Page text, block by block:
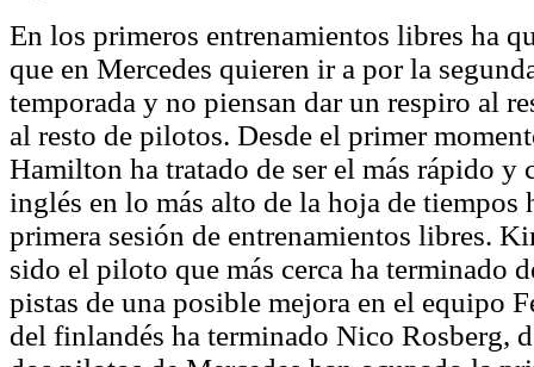
En los primeros entrenamientos libres ha
que en Mercedes quieren ir a por la
temporada y no piensan dar un respiro al
al resto de pilotos. Desde el primer
Hamilton ha tratado de ser el más rápido y
inglés en lo más alto de la hoja de tiempos
primera sesión de entrenamientos libres.
sido el piloto que más cerca ha terminado
pistas de una posible mejora en el equipo
del finlandés ha terminado Nico Rosberg,